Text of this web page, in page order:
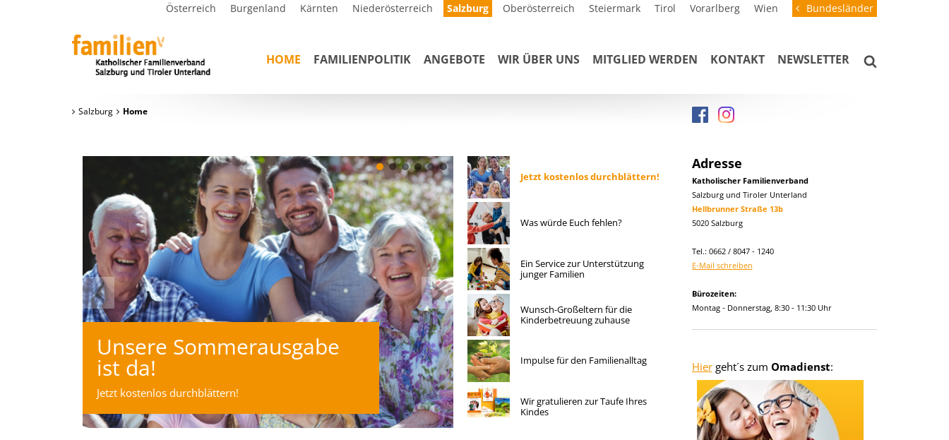
Österreich Burgenland Kärnten Niederösterreich Salzburg Oberösterreich Steiermark Tirol Vorarlberg Wien Bundesländer
HOME FAMILIENPOLITIK ANGEBOTE WIR ÜBER UNS MITGLIED WERDEN KONTAKT NEWSLETTER
Salzburg Home
Unsere Sommerausgabe
ist da!
Jetzt kostenlos durchblättern!
Stimmen zum
Familienbonus
Was würde Euch fehlen?
Jetzt kostenlos durchblättern!
Was würde Euch fehlen?
Ein Service zur Unterstützung
junger Familien
Wunsch-Großeltern für die
Kinderbetreuung zuhause
Impulse für den Familienalltag
Wir gratulieren zur Taufe Ihres
Kindes
Adresse
Katholischer Familienverband
Salzburg und Tiroler Unterland
Hellbrunner Straße 13b
5020 Salzburg
Tel.: 0662 / 8047 - 1240
E-Mail schreiben
Bürozeiten:
Montag - Donnerstag, 8:30 - 11:30 Uhr
Hiergeht´s zum Omadienst: